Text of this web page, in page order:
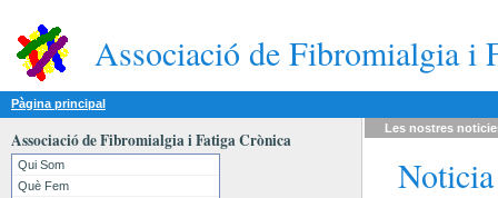
Associació de Fibromialgia i
Pàgina principal
Associació de Fibromialgia i Fatiga Crònica
Qui Som
Què Fem
Les nostres